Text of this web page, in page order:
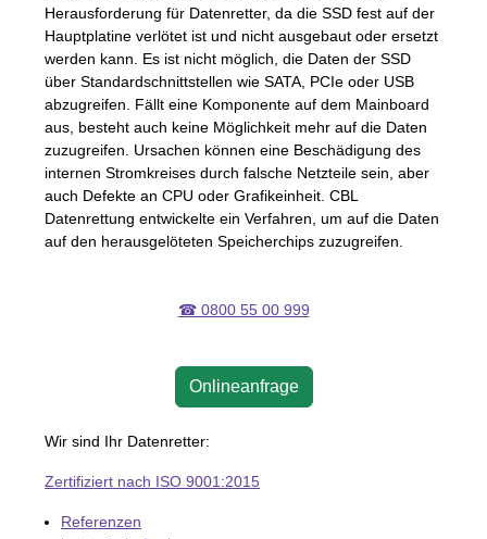
Herausforderung für Datenretter, da die SSD fest auf der
Hauptplatine verlötet ist und nicht ausgebaut oder ersetzt
werden kann. Es ist nicht möglich, die Daten der SSD
über Standardschnittstellen wie SATA PCIe oder USB
abzugreifen. Fällt eine Komponente auf dem Mainboard
aus, besteht auch keine Möglichkeit mehr auf die Daten
zuzugreifen. Ursachen können eine Beschädigung des
internen Stromkreises durch falsche Netzteile sein, aber
auch Defekte an CPU oder Grafikeinheit. CBL
Datenrettung entwickelte ein Verfahren, um auf die Daten
auf den herausgelöteten Speicherchips zuzugreifen.
☎ 0800 55 00 999
Onlineanfrage
Wir sind Ihr Datenretter:
Zertifiziert nach ISO 9001:2015
Referenzen